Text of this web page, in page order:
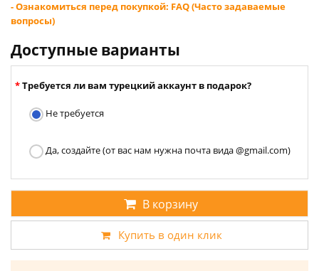
- Ознакомиться перед покупкой: FAQ (Часто задаваемые
вопросы)
Доступные варианты
Требуется ли вам турецкий аккаунт в подарок?
Не требуется
Да, создайте (от вас нам нужна почта вида @gmail.com)
В корзину
Купить в один клик